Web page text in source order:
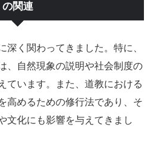
の関連
く関わってきました。特に、
、自然現象の説明や社会制度の
ています。また、道教における
高めるための修行法であり、そ
文化にも影響を与えてきまし